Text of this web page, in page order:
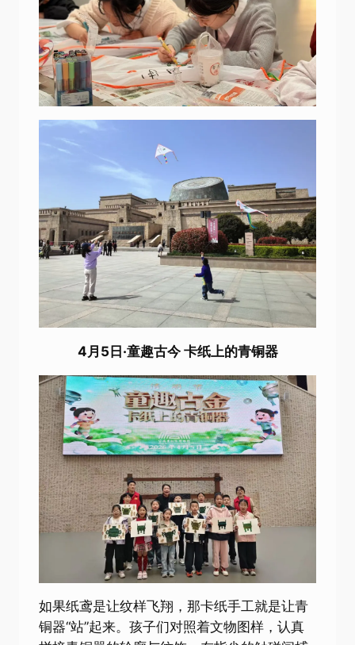
4月5日·童趣古今 卡纸上的青铜器
如果纸鸢是让纹样飞翔，那卡纸手工就是让青
铜器“站”起来。孩子们对照着文物图样，认真